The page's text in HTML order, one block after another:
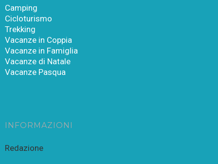
Camping
Cicloturismo
Trekking
Vacanze in Coppia
Vacanze in Famiglia
Vacanze di Natale
Vacanze Pasqua
INFORMAZIONI
Redazione